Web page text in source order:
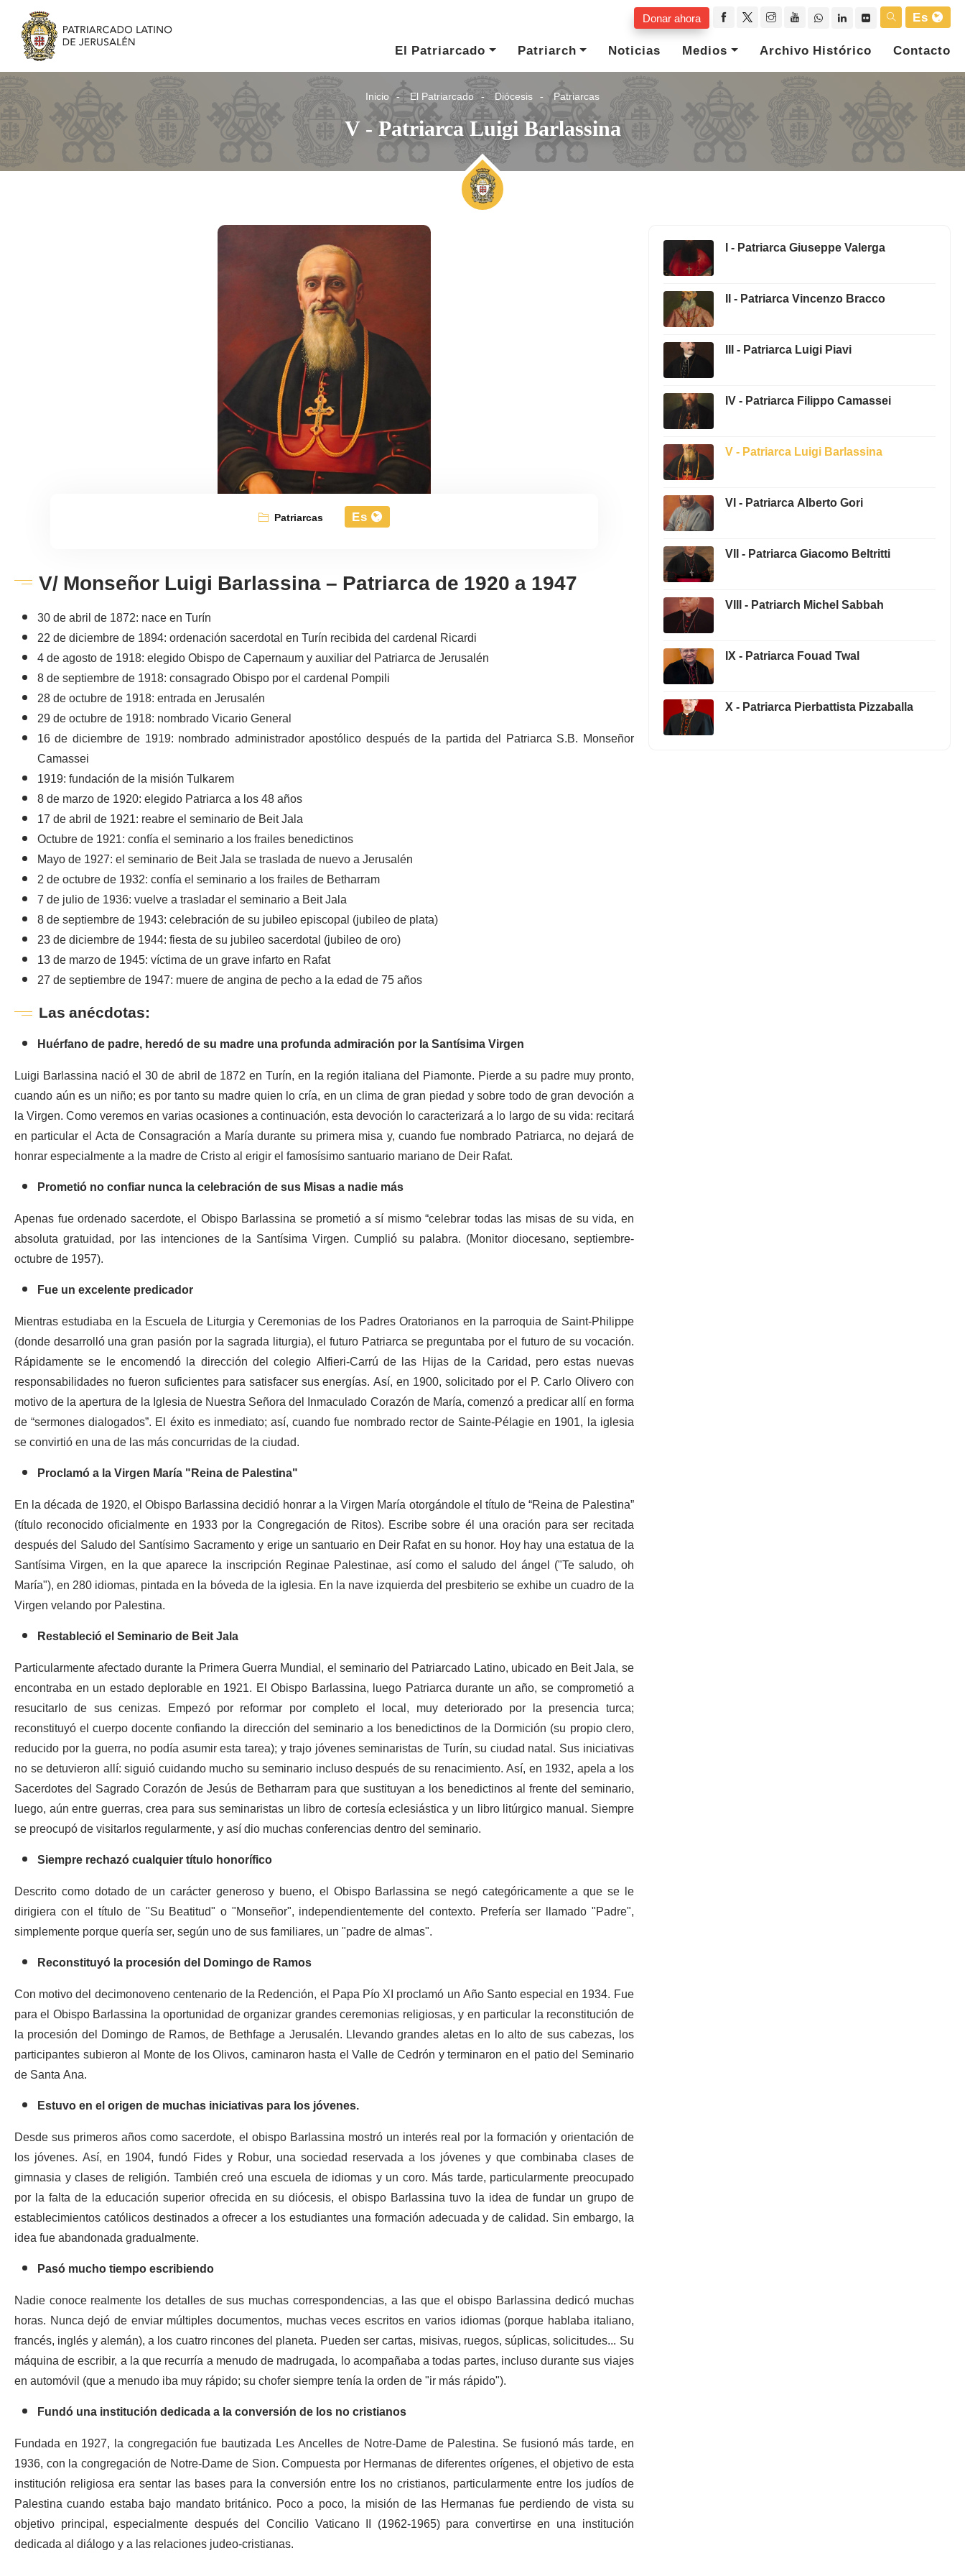
Donar ahora
Es
El Patriarcado
Patriarch Noticias Medios Archivo Histórico Contacto
Inicio El Patriarcado Diócesis Patriarcas
V - Patriarca Luigi Barlassina
Patriarcas Es
V/ Monseñor Luigi Barlassina – Patriarca de 1920 a 1947
30 de abril de 1872: nace en Turín
22 de diciembre de 1894: ordenación sacerdotal en Turín recibida del cardenal Ricardi
4 de agosto de 1918: elegido Obispo de Capernaum y auxiliar del Patriarca de Jerusalén
8 de septiembre de 1918: consagrado Obispo por el cardenal Pompili
28 de octubre de 1918: entrada en Jerusalén
29 de octubre de 1918: nombrado Vicario General
16 de diciembre de 1919: nombrado administrador apostólico después de la partida del Patriarca S.B. Monseñor
Camassei
1919: fundación de la misión Tulkarem
8 de marzo de 1920: elegido Patriarca a los 48 años
17 de abril de 1921: reabre el seminario de Beit Jala
Octubre de 1921: confía el seminario a los frailes benedictinos
Mayo de 1927: el seminario de Beit Jala se traslada de nuevo a Jerusalén
2 de octubre de 1932: confía el seminario a los frailes de Betharram
7 de julio de 1936: vuelve a trasladar el seminario a Beit Jala
8 de septiembre de 1943: celebración de su jubileo episcopal (jubileo de plata)
23 de diciembre de 1944: fiesta de su jubileo sacerdotal (jubileo de oro)
13 de marzo de 1945: víctima de un grave infarto en Rafat
27 de septiembre de 1947: muere de angina de pecho a la edad de 75 años
Las anécdotas:
Huérfano de padre, heredó de su madre una profunda admiración por la Santísima Virgen
Luigi Barlassina nació el 30 de abril de 1872 en Turín, en la región italiana del Piamonte. Pierde a su padre muy pronto,
cuando aún es un niño; es por tanto su madre quien lo cría, en un clima de gran piedad y sobre todo de gran devoción a
la Virgen. Como veremos en varias ocasiones a continuación, esta devoción lo caracterizará a lo largo de su vida: recitará
en particular el Acta de Consagración a María durante su primera misa y, cuando fue nombrado Patriarca, no dejará de
honrar especialmente a la madre de Cristo al erigir el famosísimo santuario mariano de Deir Rafat.
Prometió no confiar nunca la celebración de sus Misas a nadie más
Apenas fue ordenado sacerdote, el Obispo Barlassina se prometió a sí mismo “celebrar todas las misas de su vida, en
absoluta gratuidad, por las intenciones de la Santísima Virgen. Cumplió su palabra. (Monitor diocesano, septiembre-
octubre de 1957).
Fue un excelente predicador
Mientras estudiaba en la Escuela de Liturgia y Ceremonias de los Padres Oratorianos en la parroquia de Saint-Philippe
(donde desarrolló una gran pasión por la sagrada liturgia), el futuro Patriarca se preguntaba por el futuro de su vocación.
Rápidamente se le encomendó la dirección del colegio Alfieri-Carrú de las Hijas de la Caridad, pero estas nuevas
responsabilidades no fueron suficientes para satisfacer sus energías. Así, en 1900, solicitado por el P. Carlo Olivero con
motivo de la apertura de la Iglesia de Nuestra Señora del Inmaculado Corazón de María, comenzó a predicar allí en forma
de “sermones dialogados”. El éxito es inmediato; así, cuando fue nombrado rector de Sainte-Pélagie en 1901, la iglesia
se convirtió en una de las más concurridas de la ciudad.
Proclamó a la Virgen María "Reina de Palestina"
En la década de 1920, el Obispo Barlassina decidió honrar a la Virgen María otorgándole el título de “Reina de Palestina”
(título reconocido oficialmente en 1933 por la Congregación de Ritos). Escribe sobre él una oración para ser recitada
después del Saludo del Santísimo Sacramento y erige un santuario en Deir Rafat en su honor. Hoy hay una estatua de la
Santísima Virgen, en la que aparece la inscripción Reginae Palestinae, así como el saludo del ángel ("Te saludo, oh
María"), en 280 idiomas, pintada en la bóveda de la iglesia. En la nave izquierda del presbiterio se exhibe un cuadro de la
Virgen velando por Palestina.
Restableció el Seminario de Beit Jala
Particularmente afectado durante la Primera Guerra Mundial, el seminario del Patriarcado Latino, ubicado en Beit Jala, se
encontraba en un estado deplorable en 1921. El Obispo Barlassina, luego Patriarca durante un año, se comprometió a
resucitarlo de sus cenizas. Empezó por reformar por completo el local, muy deteriorado por la presencia turca;
reconstituyó el cuerpo docente confiando la dirección del seminario a los benedictinos de la Dormición (su propio clero,
reducido por la guerra, no podía asumir esta tarea); y trajo jóvenes seminaristas de Turín, su ciudad natal. Sus iniciativas
no se detuvieron allí: siguió cuidando mucho su seminario incluso después de su renacimiento. Así, en 1932, apela a los
Sacerdotes del Sagrado Corazón de Jesús de Betharram para que sustituyan a los benedictinos al frente del seminario,
luego, aún entre guerras, crea para sus seminaristas un libro de cortesía eclesiástica y un libro litúrgico manual. Siempre
se preocupó de visitarlos regularmente, y así dio muchas conferencias dentro del seminario.
Siempre rechazó cualquier título honorífico
Descrito como dotado de un carácter generoso y bueno, el Obispo Barlassina se negó categóricamente a que se le
dirigiera con el título de "Su Beatitud" o "Monseñor", independientemente del contexto. Prefería ser llamado "Padre",
simplemente porque quería ser, según uno de sus familiares, un "padre de almas".
Reconstituyó la procesión del Domingo de Ramos
Con motivo del decimonoveno centenario de la Redención, el Papa Pío XI proclamó un Año Santo especial en 1934. Fue
para el Obispo Barlassina la oportunidad de organizar grandes ceremonias religiosas, y en particular la reconstitución de
la procesión del Domingo de Ramos, de Bethfage a Jerusalén. Llevando grandes aletas en lo alto de sus cabezas, los
participantes subieron al Monte de los Olivos, caminaron hasta el Valle de Cedrón y terminaron en el patio del Seminario
de Santa Ana.
Estuvo en el origen de muchas iniciativas para los jóvenes.
Desde sus primeros años como sacerdote, el obispo Barlassina mostró un interés real por la formación y orientación de
los jóvenes. Así, en 1904, fundó Fides y Robur, una sociedad reservada a los jóvenes y que combinaba clases de
gimnasia y clases de religión. También creó una escuela de idiomas y un coro. Más tarde, particularmente preocupado
por la falta de la educación superior ofrecida en su diócesis, el obispo Barlassina tuvo la idea de fundar un grupo de
establecimientos católicos destinados a ofrecer a los estudiantes una formación adecuada y de calidad. Sin embargo, la
idea fue abandonada gradualmente.
Pasó mucho tiempo escribiendo
Nadie conoce realmente los detalles de sus muchas correspondencias, a las que el obispo Barlassina dedicó muchas
horas. Nunca dejó de enviar múltiples documentos, muchas veces escritos en varios idiomas (porque hablaba italiano,
francés, inglés y alemán), a los cuatro rincones del planeta. Pueden ser cartas, misivas, ruegos, súplicas, solicitudes... Su
máquina de escribir, a la que recurría a menudo de madrugada, lo acompañaba a todas partes, incluso durante sus viajes
en automóvil (que a menudo iba muy rápido; su chofer siempre tenía la orden de "ir más rápido").
Fundó una institución dedicada a la conversión de los no cristianos
Fundada en 1927, la congregación fue bautizada Les Ancelles de Notre-Dame de Palestina. Se fusionó más tarde, en
1936, con la congregación de Notre-Dame de Sion. Compuesta por Hermanas de diferentes orígenes, el objetivo de esta
institución religiosa era sentar las bases para la conversión entre los no cristianos, particularmente entre los judíos de
Palestina cuando estaba bajo mandato británico. Poco a poco, la misión de las Hermanas fue perdiendo de vista su
objetivo principal, especialmente después del Concilio Vaticano II (1962-1965) para convertirse en una institución
dedicada al diálogo y a las relaciones judeo-cristianas.
I - Patriarca Giuseppe Valerga
II - Patriarca Vincenzo Bracco
III - Patriarca Luigi Piavi
IV - Patriarca Filippo Camassei
V - Patriarca Luigi Barlassina
VI - Patriarca Alberto Gori
VII - Patriarca Giacomo Beltritti
VIII - Patriarch Michel Sabbah
IX - Patriarca Fouad Twal
X - Patriarca Pierbattista Pizzaballa